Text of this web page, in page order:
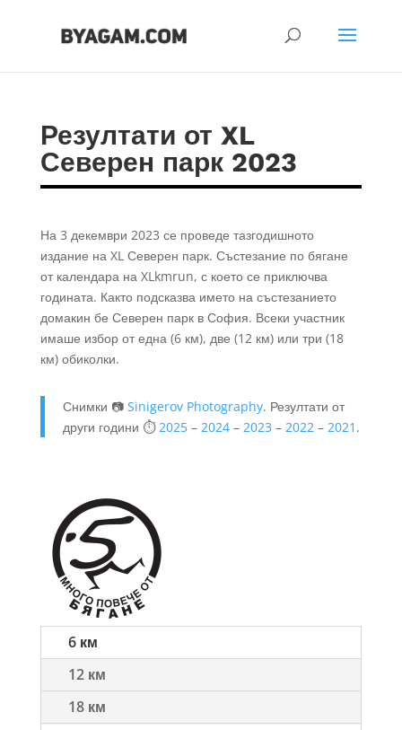
Резултати от XL
Северен парк 2023
На 3 декември 2023 се проведе тазгодишното
издание на XL Северен парк. Състезание по бягане
от календара на XLkmrun, с което се приключва
годината. Както подсказва името на състезанието
домакин бе Северен парк в София. Всеки участник
имаше избор от една (6 км), две (12 км) или три (18
км) обиколки.
Снимки 📷 Sinigerov Photography. Резултати от
други години ⏱️2025– 2024– 2023 – 2022– 2021 .
6 км
12 км
18 км